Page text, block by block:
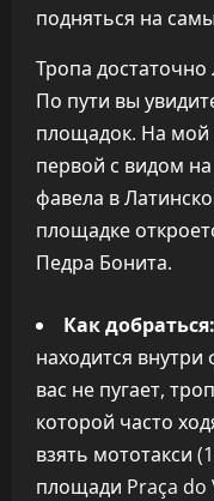
подняться на
Тропа
По пути вы
площадок. На мой
первой с видом
фавела в
площадке
Педра Бонита.
Как добраться:
находится внутри
вас не пугает,
которой часто
взять мототакси
площади Praça do